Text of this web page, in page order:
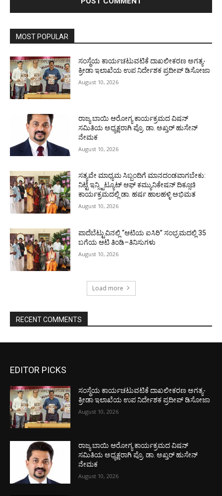
MOST POPULAR
ಸಂಸ್ಥೆಯ ಕಾರ್ಯಚಟುವಟಿಕೆ ದಾಖಲೀಕರಣ ಅಗತ್ಯ-
ಕ್ರೀಡಾ ಇಲಾಖೆಯ ಉಪ ನಿರ್ದೇಶಕ ಪ್ರದೀಪ್ ಡಿಸೋಜಾ
August 10, 2026
ರಾಜ್ಯ ಬಾಯಿ ಆರೋಗ್ಯ ಕಾರ್ಯಕ್ರಮದ ವಿಷನ್
ಸಮಿತಿಯ ಅಧ್ಯಕ್ಷರಾಗಿ ಪ್ರೊ. ಡಾ. ಅಖ್ತರ್ ಹುಸೇನ್
ನೇಮಕ
August 10, 2026
ಸತ್ಯವೇ ಮಾಧ್ಯಮ ಸಿಬ್ಬಂದಿಗೆ ಮಾನದಂಡವಾಗಬೇಕು:
ನಿಟ್ಟೆ ಇನ್ಸ್ಟಿಟ್ಯೂಟ್ ಆಫ್ ಕಮ್ಯುನಿಕೇಷನ್ ದಿಕ್ಸೂಚಿ
ಕಾರ್ಯಕ್ರಮದಲ್ಲಿ ಡಾ. ಹರ್ಷ ಹಾಲಹಳ್ಳಿ ಅಭಿಮತ
August 10, 2026
ಪಾದೆಬೆಟ್ಟುವಿನಲ್ಲಿ “ಆಟಿಯ ಐಸಿರಿ’’ ಸಂಭ್ರಮದಲ್ಲಿ 35
ಬಗೆಯ ಆಟಿ ತಿಂಡಿ–ತಿನಿಸುಗಳು
August 10, 2026
Load more
RECENT COMMENTS
EDITOR PICKS
ಸಂಸ್ಥೆಯ ಕಾರ್ಯಚಟುವಟಿಕೆ ದಾಖಲೀಕರಣ ಅಗತ್ಯ-
ಕ್ರೀಡಾ ಇಲಾಖೆಯ ಉಪ ನಿರ್ದೇಶಕ ಪ್ರದೀಪ್ ಡಿಸೋಜಾ
August 10, 2026
ರಾಜ್ಯ ಬಾಯಿ ಆರೋಗ್ಯ ಕಾರ್ಯಕ್ರಮದ ವಿಷನ್
ಸಮಿತಿಯ ಅಧ್ಯಕ್ಷರಾಗಿ ಪ್ರೊ. ಡಾ. ಅಖ್ತರ್ ಹುಸೇನ್
ನೇಮಕ
August 10, 2026